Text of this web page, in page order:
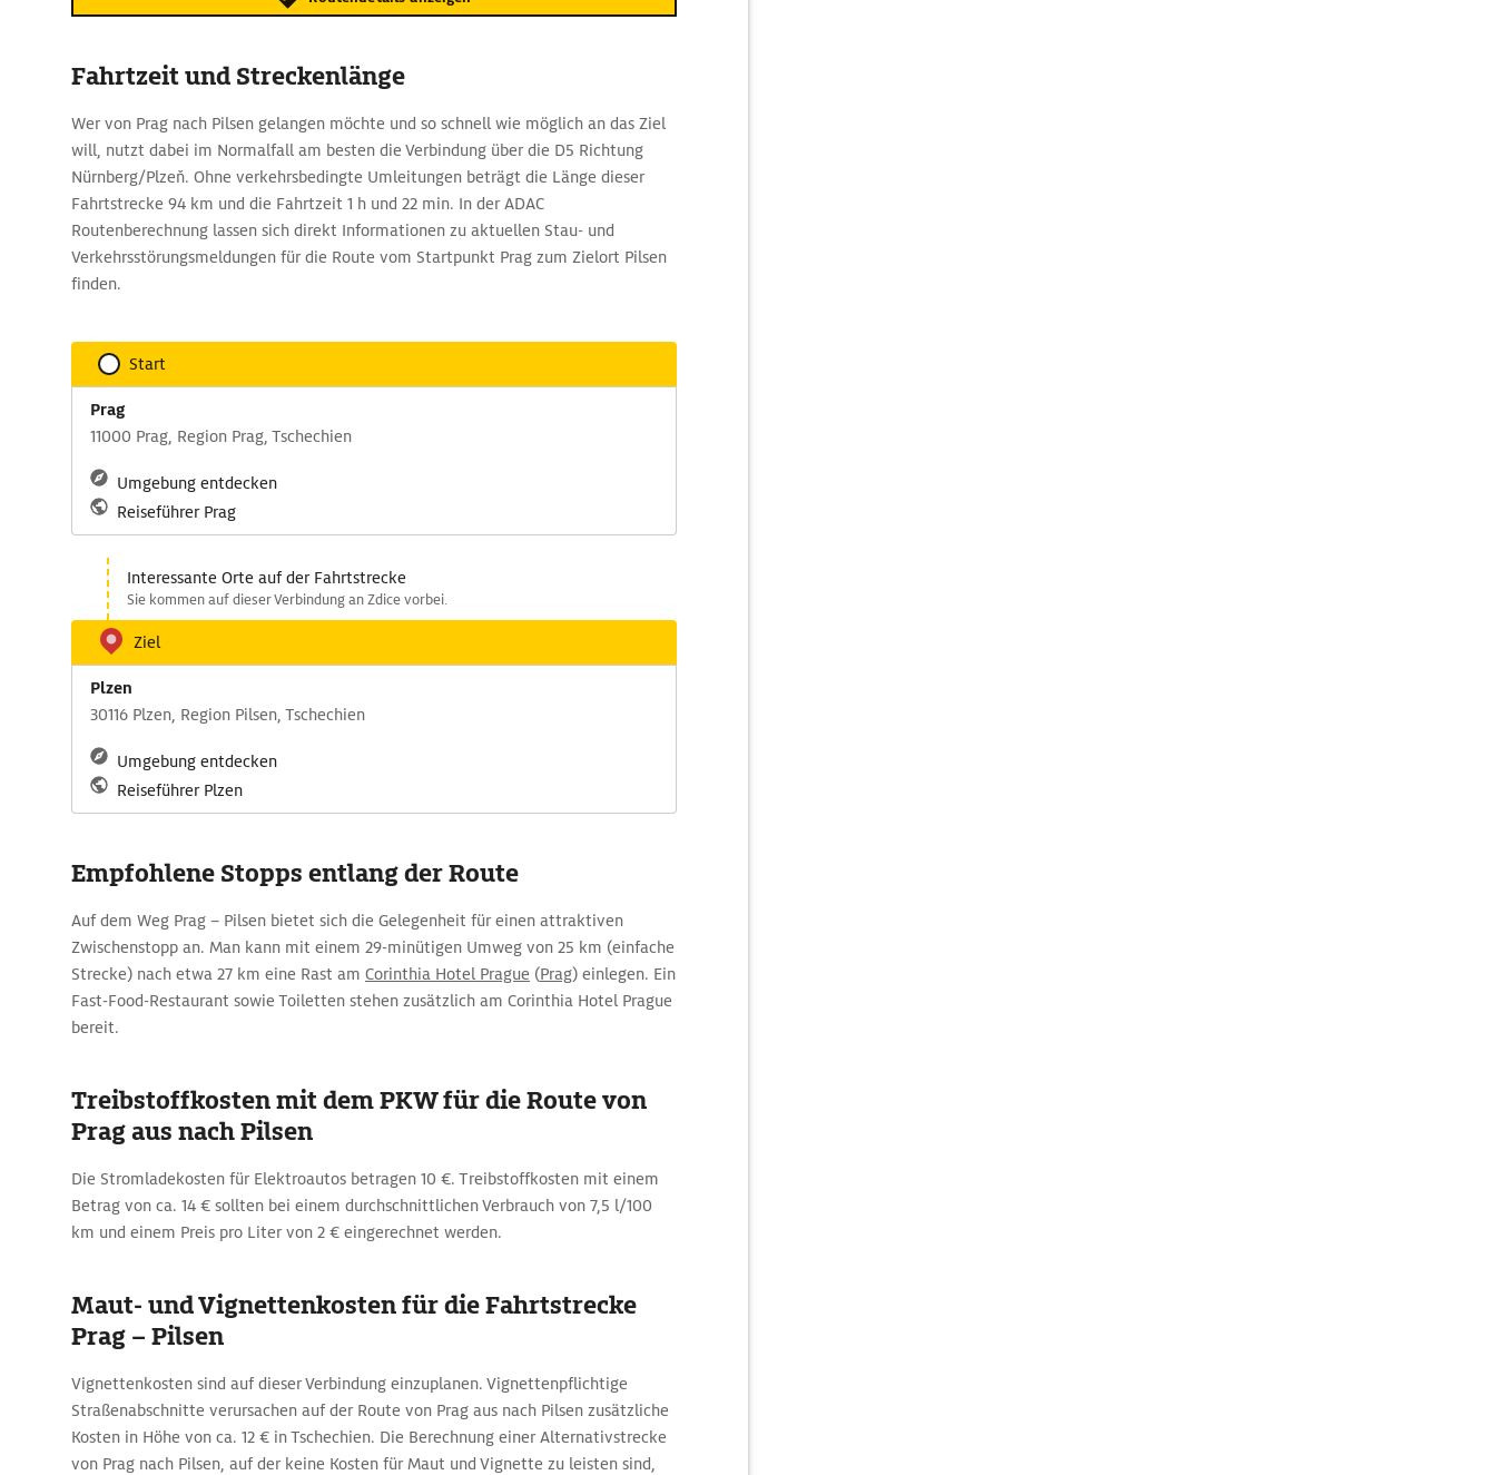
Fahrtzeit und Streckenlänge
Wer von Prag nach Pilsen gelangen möchte und so schnell wie möglich an das Ziel
will, nutzt dabei im Normalfall am besten die Verbindung über die D5 Richtung
Nürnberg/Plzeň. Ohne verkehrsbedingte Umleitungen beträgt die Länge dieser
Fahrtstrecke 94 km und die Fahrtzeit 1 h und 22 min. In der ADAC
Routenberechnung lassen sich direkt Informationen zu aktuellen Stau- und
Verkehrsstörungsmeldungen für die Route vom Startpunkt Prag zum Zielort Pilsen
finden.
Start
Prag
11000 Prag, Region Prag, Tschechien
Umgebung entdecken
Reiseführer Prag
Interessante Orte auf der Fahrtstrecke
Sie kommen auf dieser Verbindung an Zdice vorbei.
Ziel
Plzen
30116 Plzen, Region Pilsen, Tschechien
Umgebung entdecken
Reiseführer Plzen
Empfohlene Stopps entlang der Route
Auf dem Weg Prag – Pilsen bietet sich die Gelegenheit für einen attraktiven
Zwischenstopp an. Man kann mit einem 29-minütigen Umweg von 25 km (einfache
Strecke) nach etwa 27 km eine Rast am Corinthia Hotel Prague (Prag) einlegen. Ein
Fast-Food-Restaurant sowie Toiletten stehen zusätzlich am Corinthia Hotel Prague
bereit.
Treibstoffkosten mit dem PKW für die Route von
Prag aus nach Pilsen
Die Stromladekosten für Elektroautos betragen 10 €. Treibstoffkosten mit einem
Betrag von ca. 14 € sollten bei einem durchschnittlichen Verbrauch von 7,5 l/100
km und einem Preis pro Liter von 2 € eingerechnet werden.
Maut- und Vignettenkosten für die Fahrtstrecke
Prag – Pilsen
Vignettenkosten sind auf dieser Verbindung einzuplanen. Vignettenpflichtige
Straßenabschnitte verursachen auf der Route von Prag aus nach Pilsen zusätzliche
Kosten in Höhe von ca. 12 € in Tschechien. Die Berechnung einer Alternativstrecke
von Prag nach Pilsen, auf der keine Kosten für Maut und Vignette zu leisten sind,